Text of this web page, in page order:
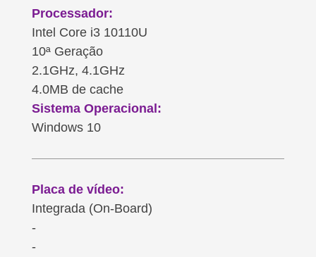
Processador:
Intel Core i3 10110U
10ª Geração
2.1GHz, 4.1GHz
4.0MB de cache
Sistema Operacional:
Windows 10
Placa de vídeo:
Integrada (On-Board)
-
-